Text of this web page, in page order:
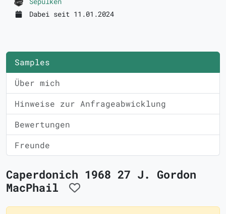
Dabei seit 11.01.2024
Samples
Über mich
Hinweise zur Anfrageabwicklung
Bewertungen
Freunde
Caperdonich 1968 27 J. Gordon
MacPhail